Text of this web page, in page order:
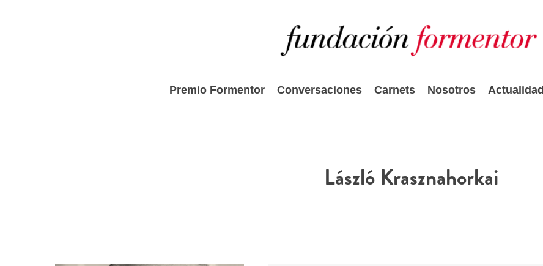
Premio Formentor Conversaciones Carnets Nosotros Actualidad
László Krasznahorkai